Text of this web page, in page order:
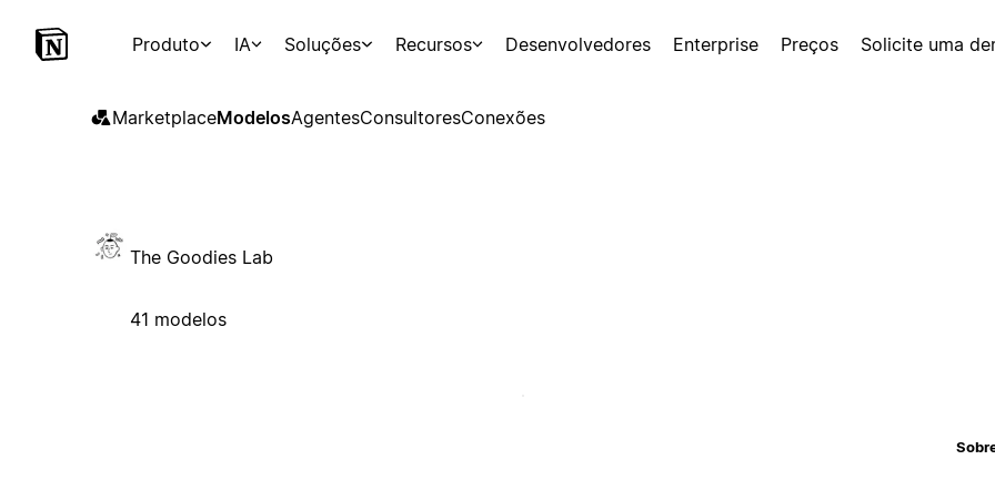
Produto IA Soluções Recursos Desenvolvedores Enterprise Preços Solicite uma
MarketplaceModelosAgentesConsultoresConexões
The Goodies Lab
41 modelos